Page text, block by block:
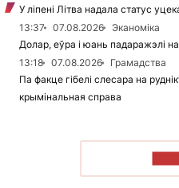
У ліпені Літва надала статус
13:37
07.08.2026
Эканоміка
Долар, еўра і юань падаражэлі
13:18
07.08.2026
Грамадства
Па факце гібелі слесара на
крымінальная справа